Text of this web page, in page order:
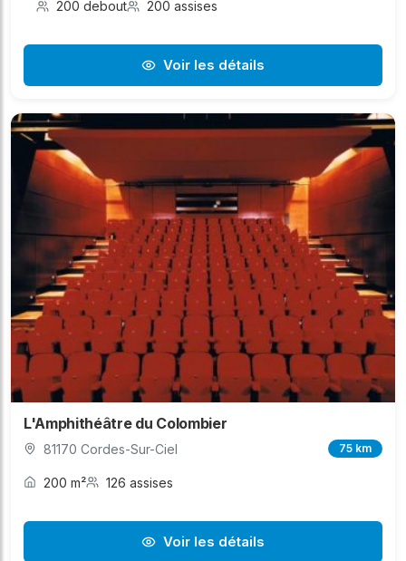
200 debout 200 assises
Voir les détails
L'Amphithéâtre du Colombier
81170 Cordes-Sur-Ciel 75 km
200 m² 126 assises
Voir les détails